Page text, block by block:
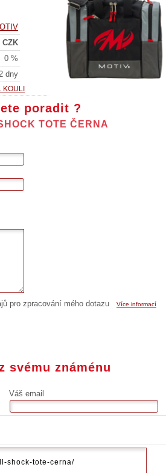
CZK
0 %
2 dny
KOULI
poradit ?
TOTE ČERNA
pro zpracování mého dotazu Více informací
svému známénu
Váš email